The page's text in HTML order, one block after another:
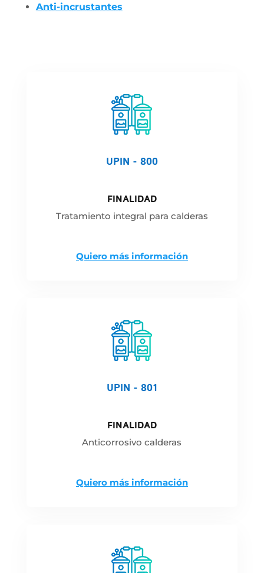
Anti-incrustantes
UPIN - 800
FINALIDAD
Tratamiento integral para calderas
Quiero más información
UPIN - 801
FINALIDAD
Anticorrosivo calderas
Quiero más información